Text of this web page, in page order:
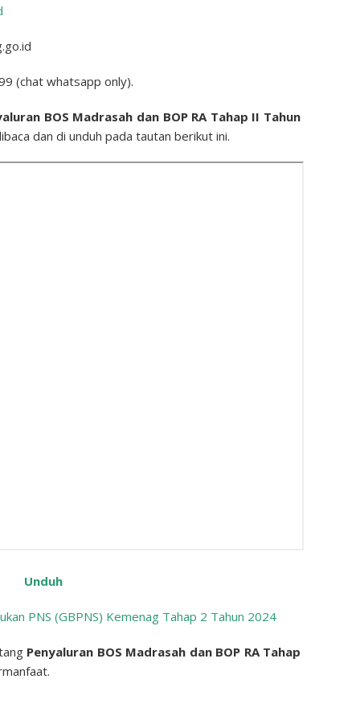
(chat whatsapp only).
BOS Madrasah dan BOP RA Tahap II Tahun
dan di unduh pada tautan berikut ini.
Unduh
PNS (GBPNS) Kemenag Tahap 2 Tahun 2024
Penyaluran BOS Madrasah dan BOP RA Tahap